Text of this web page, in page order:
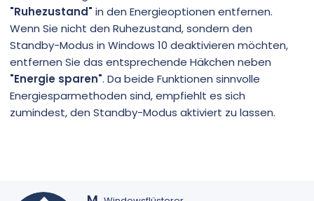
"Ruhezustand" in den Energieoptionen entfernen.
Wenn Sie nicht den Ruhezustand, sondern den
Standby-Modus in Windows 10 deaktivieren möchten,
entfernen Sie das entsprechende Häkchen neben
"Energie sparen". Da beide Funktionen sinnvolle
Energiesparmethoden sind, empfiehlt es sich
zumindest, den Standby-Modus aktiviert zu lassen.
G